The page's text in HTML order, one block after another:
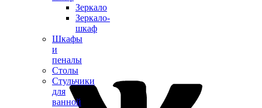
Зеркало
Зеркало-
шкаф
Шкафы
и
пеналы
Столы
Стульчики
для
ванной